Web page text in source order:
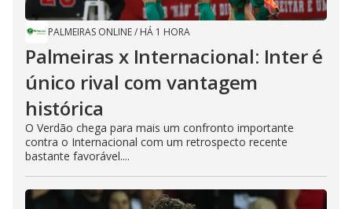
PALMEIRAS ONLINE/ HÁ 1 HORA
Palmeiras x Internacional: Inter é
único rival com vantagem
histórica
O Verdão chega para mais um confronto importante
contra o Internacional com um retrospecto recente
bastante favorável....